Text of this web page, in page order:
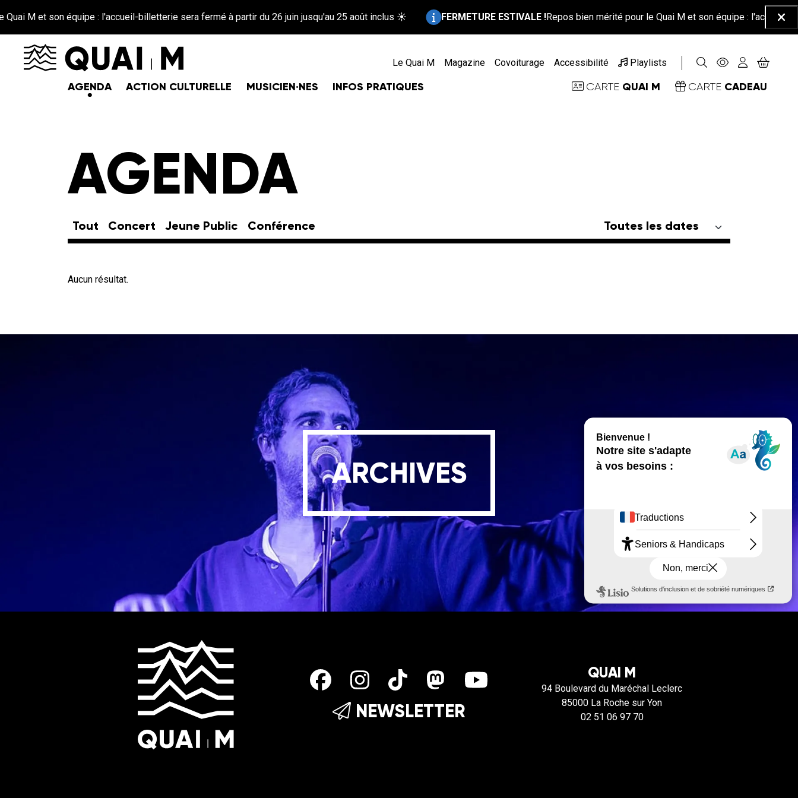
M et son équipe : l'accueil-billetterie sera fermé à partir du 26 juin jusqu'au 25 août inclus ☀️
Information :
FERMETURE ESTIVALE !Repos bien mérité pour le Quai M et son équipe : l'accueil-
Le Quai M Magazine Covoiturage Accessibilité Playlists
AGENDA ACTION CULTURELLE MUSICIEN·NES INFOS PRATIQUES CARTE QUAI M CARTE CADEAU
AGENDA
Tout Concert Jeune Public Conférence
Aucun résultat.
ARCHIVES
NEWSLETTER
QUAI M
94 Boulevard du Maréchal Leclerc
85000 La Roche sur Yon
02 51 06 97 70